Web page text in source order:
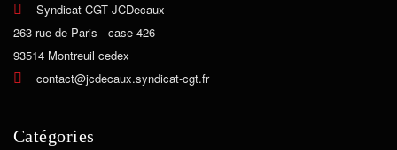
Syndicat CGT JCDecaux
263 rue de Paris - case 426 -
93514 Montreuil cedex
contact@jcdecaux.syndicat-cgt.fr
Catégories